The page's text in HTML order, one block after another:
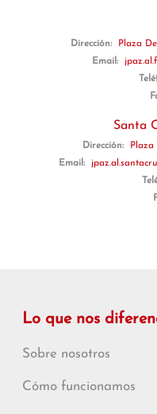
Dirección:
Plaza
Email:
Santa
Dirección:
Plaza
Email:
Lo que nos
Sobre nosotros
Cómo funcionamos